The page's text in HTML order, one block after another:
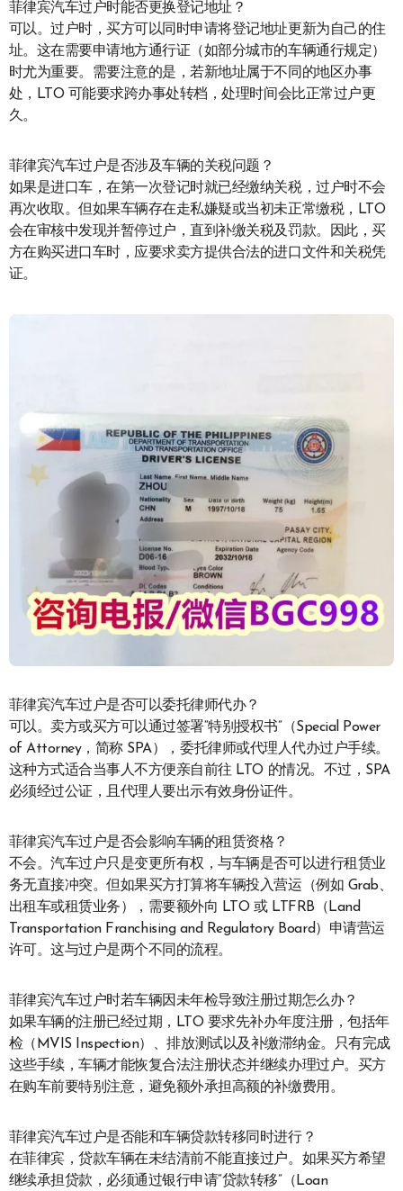
菲律宾汽车过户时能否更换登记地址？
可以。过户时，买方可以同时申请将登记地址更新为自己的住
址。这在需要申请地方通行证（如部分城市的车辆通行规定）
时尤为重要。需要注意的是，若新地址属于不同的地区办事
处，LTO 可能要求跨办事处转档，处理时间会比正常过户更
久。
菲律宾汽车过户是否涉及车辆的关税问题？
如果是进口车，在第一次登记时就已经缴纳关税，过户时不会
再次收取。但如果车辆存在走私嫌疑或当初未正常缴税，LTO
会在审核中发现并暂停过户，直到补缴关税及罚款。因此，买
方在购买进口车时，应要求卖方提供合法的进口文件和关税凭
证。
菲律宾汽车过户是否可以委托律师代办？
可以。卖方或买方可以通过签署“特别授权书”（Special Power
of Attorney，简称 SPA），委托律师或代理人代办过户手续。
这种方式适合当事人不方便亲自前往 LTO 的情况。不过，SPA
必须经过公证，且代理人要出示有效身份证件。
菲律宾汽车过户是否会影响车辆的租赁资格？
不会。汽车过户只是变更所有权，与车辆是否可以进行租赁业
务无直接冲突。但如果买方打算将车辆投入营运（例如 Grab、
出租车或租赁业务），需要额外向 LTO 或 LTFRB（Land
Transportation Franchising and Regulatory Board）申请营运
许可。这与过户是两个不同的流程。
菲律宾汽车过户时若车辆因未年检导致注册过期怎么办？
如果车辆的注册已经过期，LTO 要求先补办年度注册，包括年
检（MVIS Inspection）、排放测试以及补缴滞纳金。只有完成
这些手续，车辆才能恢复合法注册状态并继续办理过户。买方
在购车前要特别注意，避免额外承担高额的补缴费用。
菲律宾汽车过户是否能和车辆贷款转移同时进行？
在菲律宾，贷款车辆在未结清前不能直接过户。如果买方希望
继续承担贷款，必须通过银行申请“贷款转移”（Loan